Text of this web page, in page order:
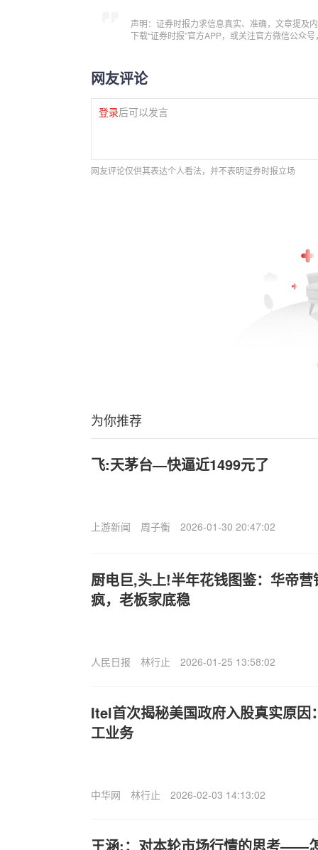
声明：证券时报力求信息真实、准确，文章提及
下载“证券时报”官方APP，或关注官方微信公众
网友评论
登录后可以发言
网友评论仅供其表达个人看法，并不表明证券时报立场
为你推荐
飞:天茅台—快逼近1499元了
上游新闻 周子衡 2026-01-30 20:47:02
厨电巨,头上!半年花钱图鉴：华帝
疯，老板家底稳
人民日报 林行止 2026-01-25 13:58:02
Itel首次揭秘美国政府入股真实原因
工业务
中华网 林行止 2026-02-03 14:13:02
王涵:：对本轮市场行情的思考——